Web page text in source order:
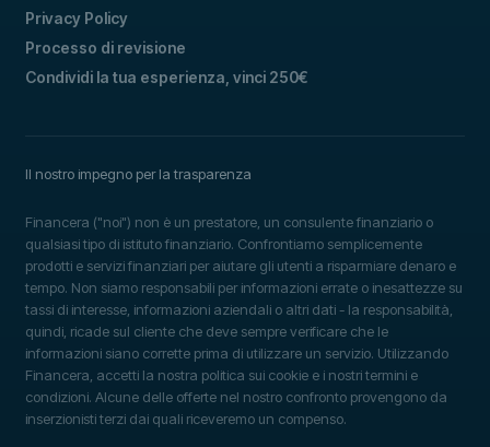
Privacy Policy
Processo di revisione
Condividi la tua esperienza, vinci 250€
Il nostro impegno per la trasparenza
Financera ("noi") non è un prestatore, un consulente finanziario o
qualsiasi tipo di istituto finanziario. Confrontiamo semplicemente
prodotti e servizi finanziari per aiutare gli utenti a risparmiare denaro e
tempo. Non siamo responsabili per informazioni errate o inesattezze su
tassi di interesse, informazioni aziendali o altri dati - la responsabilità,
quindi, ricade sul cliente che deve sempre verificare che le
informazioni siano corrette prima di utilizzare un servizio. Utilizzando
Financera, accetti la nostra politica sui cookie e i nostri termini e
condizioni. Alcune delle offerte nel nostro confronto provengono da
inserzionisti terzi dai quali riceveremo un compenso.